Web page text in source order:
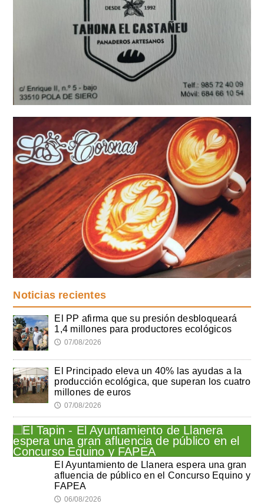
Noticias recientes
El PP afirma que su presión desbloqueará
1,4 millones para productores ecológicos
🕔 07/08/2026
El Principado eleva un 40% las ayudas a la
producción ecológica, que superan los cuatro
millones de euros
🕔 07/08/2026
El Ayuntamiento de Llanera espera una gran
afluencia de público en el Concurso Equino y
FAPEA
🕔 06/08/2026